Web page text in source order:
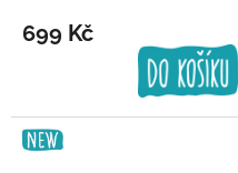
699 Kč